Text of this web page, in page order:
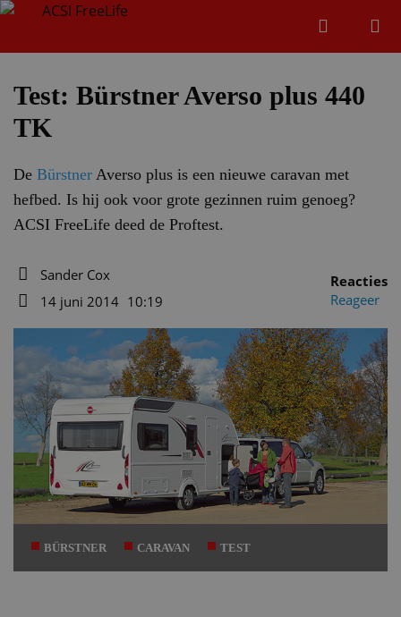
Test: Bürstner Averso plus 440
TK
De Bürstner Averso plus is een nieuwe caravan met
hefbed. Is hij ook voor grote gezinnen ruim genoeg?
ACSI FreeLife deed de Proftest.
Auteur
Sander Cox
14 juni 2014 10:19
Reacties
Reageer
BÜRSTNER CARAVAN TEST